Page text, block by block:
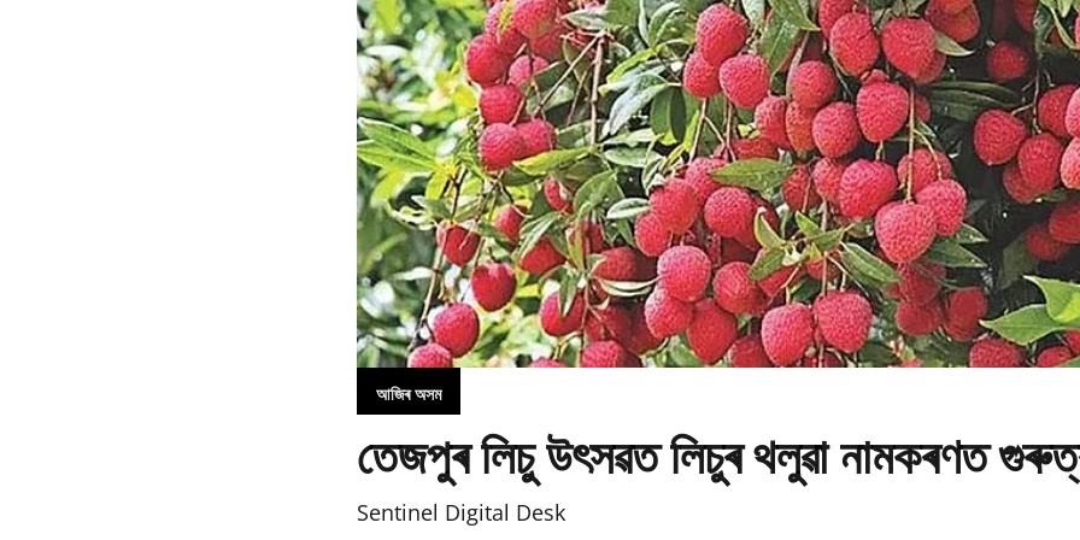
আজিৰ অসম
তেজপুৰ লিচু উৎসৱত লিচুৰ থলুৱা নামকৰণত
Sentinel Digital Desk